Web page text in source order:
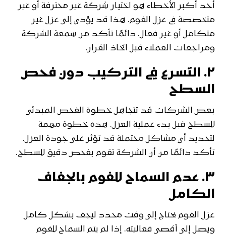
أحد أكبر الأخطاء هو اختيار شركة غير محترفة أو غير
متخصصة في عزل الفوم. هذا قد يؤدي إلى عزل غير
متكامل أو غير فعال. دائمًا تأكد من سمعة الشركة
ومراجعات العملاء قبل اتخاذ القرار.
٢. التسرع في التركيب دون فحص
السطح
بعض الشركات قد تتجاهل خطوة الفحص المبدئي
للسطح قبل بدء عملية العزل. هذه خطوة مهمة
لتحديد أي مشاكل محتملة قد تؤثر على جودة العزل.
تأكد دائمًا من أن الشركة تقوم بفحص دقيق للسطح.
٣. عدم السماح للفوم بالجفاف
الكامل
عزل الفوم يحتاج إلى وقت محدد ليجف بشكل كامل
ويصل إلى أقصى فعاليته. إذا لم يتم السماح للفوم